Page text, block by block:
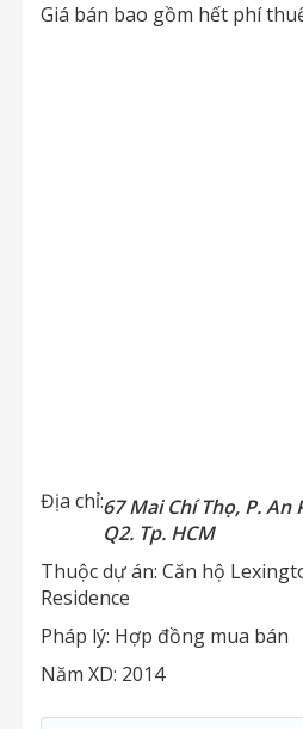
Giá bán bao gồm hết phí
Địa chỉ:67 Mai Chí Thọ, P. An
Q2. Tp. HCM
Thuộc dự án: Căn hộ
Residence
Pháp lý: Hợp đồng mua bán
Năm XD: 2014